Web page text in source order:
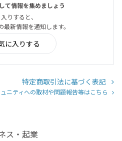
て情報を集めましょう
りすると、
最新情報を通知します。
に入りする
特定商取引法に基づく表記
ニティへの取材や問題報告等はこちら
ス・起業